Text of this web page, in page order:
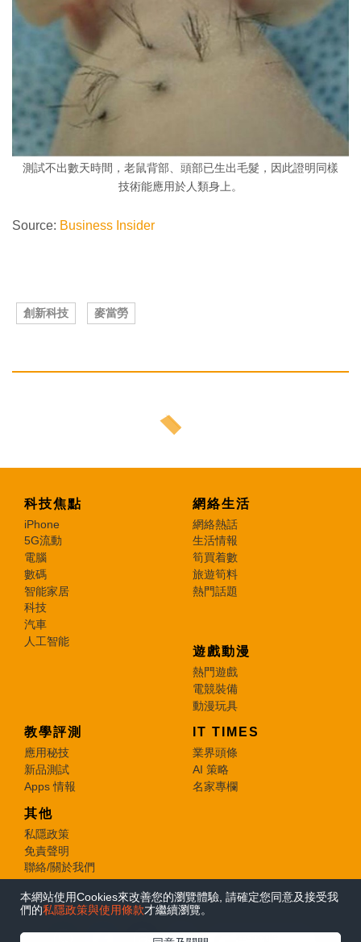
本網站使用Cookies來改善您的瀏覽體驗, 請確定您同意及接受我
們的私隱政策與使用條款才繼續瀏覽。
測試不出數天時間，老鼠背部、頭部已生出毛髮，因此證明同樣
技術能應用於人類身上。
Source: Business Insider
創新科技 麥當勞
科技焦點
iPhone
5G流動
電腦
數碼
智能家居
科技
汽車
人工智能
網絡生活
網絡熱話
生活情報
筍買着數
旅遊筍料
熱門話題
遊戲動漫
熱門遊戲
電競裝備
動漫玩具
教學評測
應用秘技
新品測試
Apps 情報
IT TIMES
業界頭條
AI 策略
名家專欄
其他
私隱政策
免責聲明
聯絡/關於我們
© 2026 e-zone. All Rights Reserved.